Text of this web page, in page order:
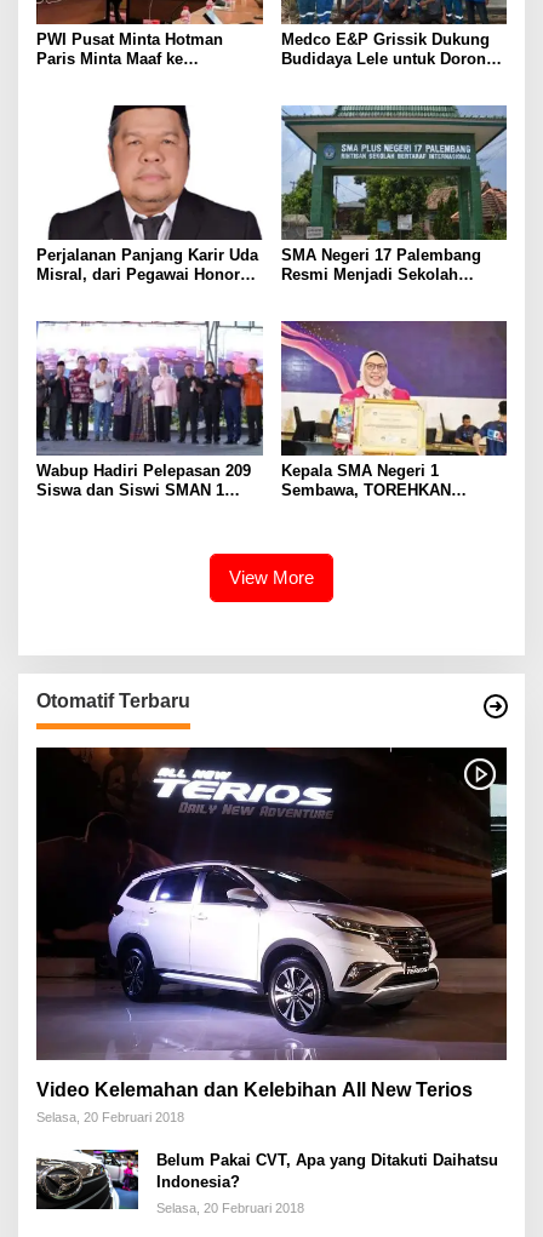
PWI Pusat Minta Hotman
Paris Minta Maaf ke
Medco E&P Grissik Dukung
Budidaya Lele untuk Dorong
Perjalanan Panjang Karir Uda
Misral, dari Pegawai Honorer
Eselon III
SMA Negeri 17 Palembang
Resmi Menjadi Sekolah
Wabup Hadiri Pelepasan 209
Siswa dan Siswi SMAN 1
Kepala SMA Negeri 1
Sembawa, TOREHKAN
View More
Otomatif Terbaru
Video Kelemahan dan Kelebihan All New Terios
Selasa, 20 Februari 2018
Belum Pakai CVT, Apa yang Ditakuti Daihatsu
Indonesia?
Selasa, 20 Februari 2018